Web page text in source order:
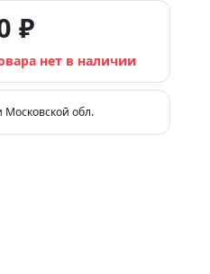
₽
нет в наличии
Московской обл.